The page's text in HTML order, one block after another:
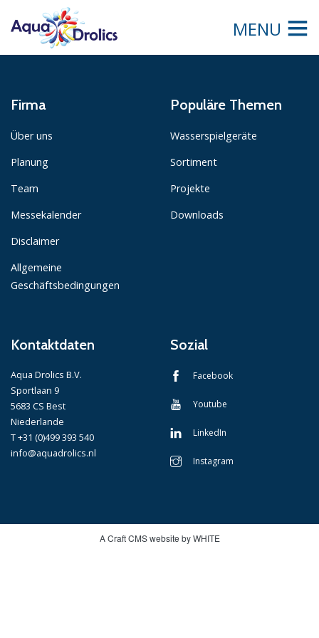
MENU
Firma
Über uns
Planung
Team
Messekalender
Disclaimer
Allgemeine
Geschäftsbedingungen
Populäre Themen
Wasserspielgeräte
Sortiment
Projekte
Downloads
Kontaktdaten
Aqua Drolics B.V.
Sportlaan 9
5683 CS Best
Niederlande
T +31 (0)499 393 540
info@aquadrolics.nl
Sozial
Facebook
Youtube
LinkedIn
Instagram
A Craft CMS website by WHITE